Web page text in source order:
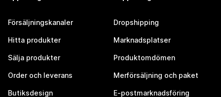
Försäljningskanaler
Hitta produkter
Sälja produkter
Order och leverans
Butiksdesign
Dropshipping
Marknadsplatser
Produktomdömen
Merförsäljning och paket
E-postmarknadsföring